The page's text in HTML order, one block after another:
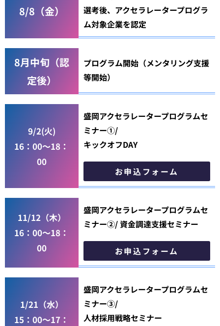
8/8（金）
選考後、アクセラレータープログラ
ム対象企業を認定
8月中旬（認
定後）
プログラム開始（メンタリング支援
等開始）
9/2(火)
16：00～18：
00
盛岡アクセラレータープログラムセ
ミナー①/
キックオフDAY
お申込フォーム
11/12（木）
16：00～18：
00
盛岡アクセラレータープログラムセ
ミナー②/ 資金調達支援セミナー
お申込フォーム
1/21（水）
15：00～17：
盛岡アクセラレータープログラムセ
ミナー③/
人材採用戦略セミナー